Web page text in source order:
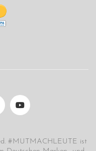
#MUTMACHLEUTE ist